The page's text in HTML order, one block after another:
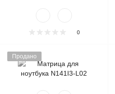
0
Продано